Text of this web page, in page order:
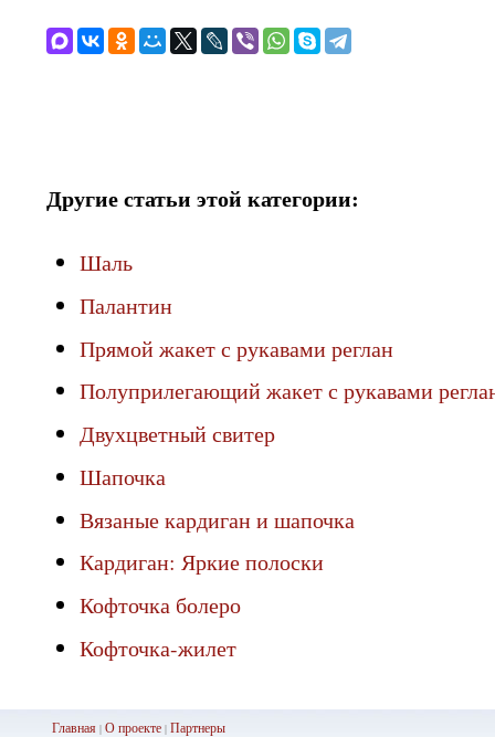
Другие статьи этой категории:
Шаль
Палантин
Прямой жакет с рукавами реглан
Полуприлегающий жакет с рукавами
Двухцветный свитер
Шапочка
Вязаные кардиган и шапочка
Кардиган: Яркие полоски
Кофточка болеро
Кофточка-жилет
Главная| О проекте| Партнеры